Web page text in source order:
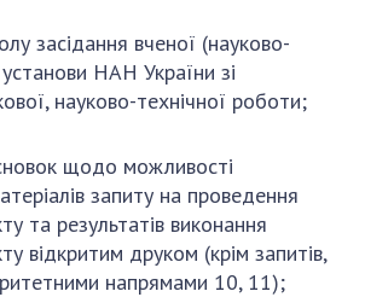
засідання вченої (науково-
НАН України зі
науково-технічної роботи;
щодо можливості
запиту на проведення
та результатів виконання
відкритим друком (крім запитів,
напрямами 10, 11);